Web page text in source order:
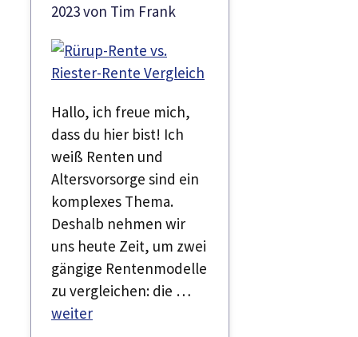
2023von Tim Frank
Hallo, ich freue mich,
dass du hier bist! Ich
weiß Renten und
Altersvorsorge sind ein
komplexes Thema.
Deshalb nehmen wir
uns heute Zeit, um zwei
gängige Rentenmodelle
zu vergleichen: die …
weiter